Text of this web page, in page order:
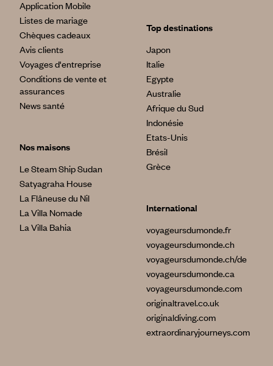
Application Mobile
Listes de mariage
Chèques cadeaux
Avis clients
Voyages d'entreprise
Conditions de vente et
assurances
News santé
Nos maisons
Le Steam Ship Sudan
Satyagraha House
La Flâneuse du Nil
La Villa Nomade
La Villa Bahia
Top destinations
Japon
Italie
Egypte
Australie
Afrique du Sud
Indonésie
Etats-Unis
Brésil
Grèce
International
voyageursdumonde.fr
voyageursdumonde.ch
voyageursdumonde.ch/de
voyageursdumonde.ca
voyageursdumonde.com
originaltravel.co.uk
originaldiving.com
extraordinaryjourneys.com